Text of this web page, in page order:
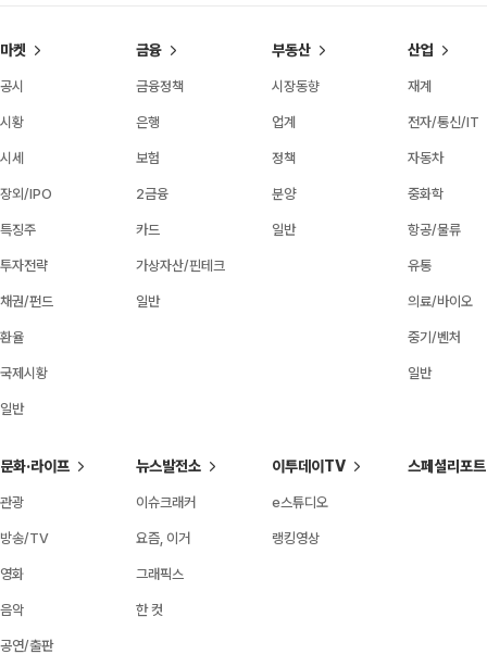
마켓
공시
시황
시세
장외/IPO
특징주
투자전략
채권/펀드
환율
국제시황
일반
금융
금융정책
은행
보험
2금융
카드
가상자산/핀테크
일반
부동산
시장동향
업계
정책
분양
일반
산업
재계
전자/통신/IT
자동차
중화학
항공/물류
유통
의료/바이오
중기/벤처
일반
문화·라이프
관광
방송/TV
영화
음악
공연/출판
뉴스발전소
이슈크래커
요즘, 이거
그래픽스
한 컷
이투데이TV
e스튜디오
랭킹영상
스페셜리포트